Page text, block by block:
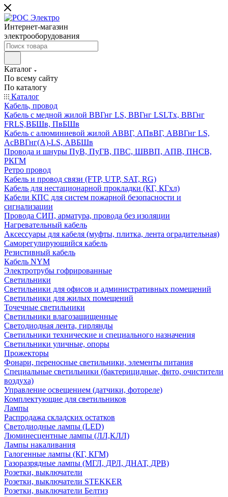
Интернет-магазин
электрооборудования
Каталог
По всему сайту
По каталогу
Каталог
Кабель, провод
Кабель с медной жилой ВВГнг LS, ВВГнг LSLTx, ВВГнг
FRLS,ВБШв, ПвБШв
Кабель с алюминиевой жилой АВВГ, АПвВГ, АВВГнг LS,
АсВВГнг(А)-LS, АВБШв
Провода и шнуры ПуВ, ПуГВ, ПВС, ШВВП, АПВ, ПНСВ,
РКГМ
Ретро провод
Кабель и провод связи (FTP, UTP, SAT, RG)
Кабель для нестационарной прокладки (КГ, КГхл)
Кабели КПС для систем пожарной безопасности и
сигнализации
Провода СИП, арматура, провода без изоляции
Нагревательный кабель
Аксессуары для кабеля (муфты, плитка, лента оградительная)
Саморегулирующийся кабель
Резистивный кабель
Кабель NYM
Электротрубы гофрированные
Светильники
Светильники для офисов и административных помещений
Светильники для жилых помещений
Точечные светильники
Светильники влагозащищенные
Светодиодная лента, гирлянды
Светильники технические и специального назначения
Светильники уличные, опоры
Прожекторы
Фонари, переносные светильники, элементы питания
Специальные светильники (бактерицидные, фито, очистители
воздуха)
Управление освещением (датчики, фотореле)
Комплектующие для светильников
Лампы
Распродажа складских остатков
Светодиодные лампы (LED)
Люминесцентные лампы (ЛЛ,КЛЛ)
Лампы накаливания
Галогенные лампы (КГ, КГМ)
Газоразрядные лампы (МГЛ, ДРЛ, ДНАТ, ДРВ)
Розетки, выключатели
Розетки, выключатели STEKKER
Розетки, выключатели Белтиз